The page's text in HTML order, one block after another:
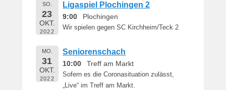
SO.
23
OKT.
2022
Ligaspiel Plochingen 2
9:00 Plochingen
Wir spielen gegen SC Kirchheim/Teck 2
MO.
31
OKT.
2022
Seniorenschach
10:00 Treff am Markt
Sofern es die Coronasituation zulässt,
„Live“ im Treff am Markt.